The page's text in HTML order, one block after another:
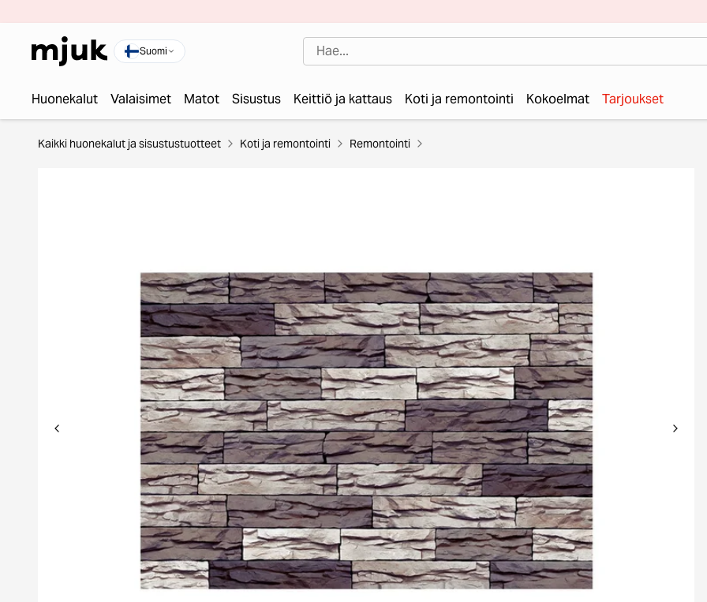
Suomi
Huonekalut Valaisimet Matot Sisustus Keittiö ja kattaus Koti ja remontointi Kokoelmat Tarjoukset
Kaikki huonekalut ja sisustustuotteet Koti ja remontointi Remontointi